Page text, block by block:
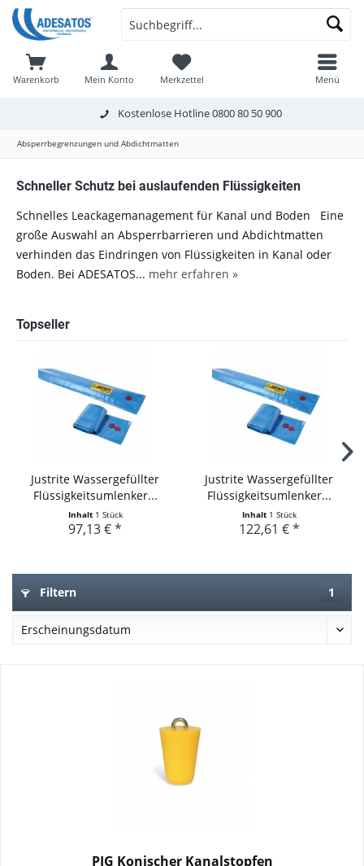
Kostenlose Hotline0800 80 50 900
Warenkorb Merkzettel
Mein Konto Menü
Absperrbegrenzungen und Abdichtmatten
Schneller Schutz bei auslaufenden Flüssigkeiten
Schnelles Leackagemanagement für Kanal und Boden Eine
große Auswahl an Absperrbarrieren und Abdichtmatten
verhinden das Eindringen von Flüssigkeiten in Kanal oder
Boden. Bei ADESATOS... mehr erfahren »
Topseller
Justrite Wassergefüllter
Flüssigkeitsumlenker...
Inhalt 1 Stück
97,13 € *
Justrite Wassergefüllter
Flüssigkeitsumlenker...
Inhalt 1 Stück
122,61 € *
Filtern 1
PIG Konischer Kanalstopfen